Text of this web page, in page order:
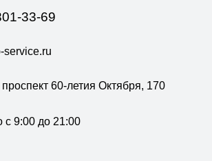
33-69
service.ru
60-летия Октября, 170
с 9:00 до 21:00